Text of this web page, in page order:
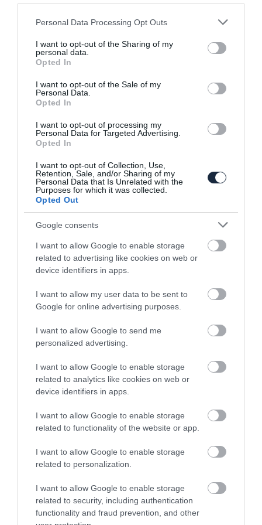
Please note that this website/app uses one or more Google
not limited to your visit or usage behaviour. You may click to
grant or deny consent to Google and its third-party tags to
use your data for below specified purposes in below Google
consent section.
Personal Data Processing Opt Outs
I want to opt-out of the Sharing of my
personal data.
Opted In
I want to opt-out of the Sale of my
Personal Data.
Opted In
I want to opt-out of processing my
Personal Data for Targeted Advertising.
Opted In
I want to opt-out of Collection, Use,
Retention, Sale, and/or Sharing of my
Personal Data that Is Unrelated with the
Purposes for which it was collected.
Opted Out
Google consents
I want to allow Google to enable storage
related to advertising like cookies on web or
device identifiers in apps.
I want to allow my user data to be sent to
Google for online advertising purposes.
I want to allow Google to send me
personalized advertising.
I want to allow Google to enable storage
related to analytics like cookies on web or
device identifiers in apps.
I want to allow Google to enable storage
related to functionality of the website or app.
I want to allow Google to enable storage
related to personalization.
I want to allow Google to enable storage
related to security, including authentication
functionality and fraud prevention, and other
Személyre szabott klasszikus sportkocsik
Teljesen megújul idén a Lotus kínálata
Az Alpine alá került hivatalosan is a
Már jövőre megérkezhet a Lotus Esprit